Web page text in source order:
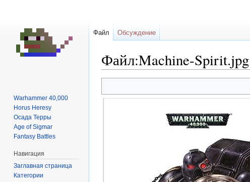
Файл:Machine-Spirit.jpg
к
к
Файл Обсуждение
Warhammer 40,000
Horus Heresy
Осада Терры
Age of Sigmar
Fantasy Battles
Навигация
Заглавная страница
Категории